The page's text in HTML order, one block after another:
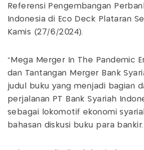
Referensi Pengembangan
Indonesia di Eco Deck Plataran
Kamis (27/6/2024).
“Mega Merger In The Pandemic
dan Tantangan Merger Bank
judul buku yang menjadi bagian
perjalanan PT Bank Syariah
sebagai lokomotif ekonomi
bahasan diskusi buku para bankir.